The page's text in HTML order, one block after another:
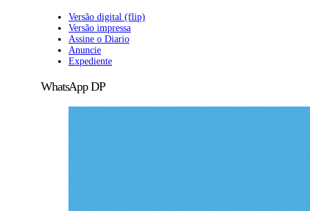
Versão digital (flip)
Versão impressa
Assine o Diario
Anuncie
Expediente
WhatsApp DP